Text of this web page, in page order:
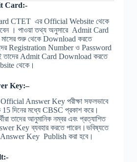
Card:-
CTET এর Official Website থেকে
। পাওয়া তথ্য অনুসারে Admit Card
মাসের শুরু থেকে Download করতে
তাদের Registration Number ও Password
তাদের Admit Card Download করতে
থেকে।
Key:–
Answer Key পরীক্ষা সফলভাবে
দিনের মধ্যে CBSC প্রকাশ করে।
তাদের আনুমানিক নম্বর এবং প্রত্যাশিত
Key ব্যবহার করতে পারেন।ভবিষ্যতে
Answer Key Publish করা হবে।